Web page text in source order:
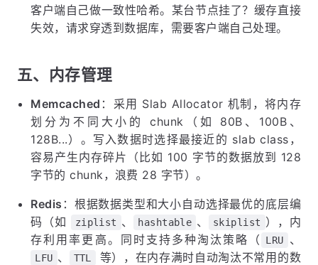
客户端自己做一致性哈希。某台节点挂了？缓存直接
失效，请求穿透到数据库，需要客户端自己处理。
五、内存管理
Memcached ：采用 Slab Allocator 机制，将内存
划分为不同大小的 chunk（如 80B、100B、
128B...）。写入数据时选择最接近的 slab class，
容易产生内存碎片（比如 100 字节的数据放到 128
字节的 chunk，浪费 28 字节）。
Redis ：根据数据类型和大小自动选择最优的底层编
码（如
ziplist 、 hashtable 、 skiplist ），内
存利用率更高。同时支持多种淘汰策略（
LRU 、
LFU 、 TTL
等），在内存满时自动淘汰不常用的数